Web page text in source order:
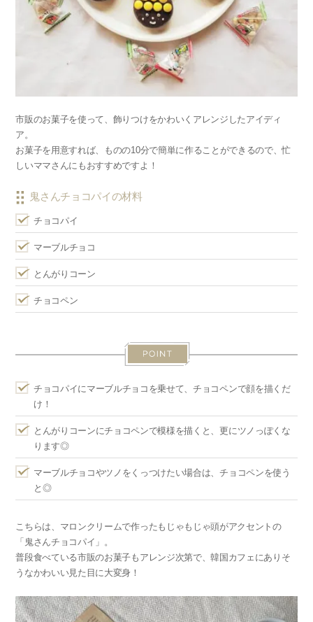
市販のお菓子を使って、飾りつけをかわいくアレンジしたアイディ
ア。
お菓子を用意すれば、ものの10分で簡単に作ることができるので、忙
しいママさんにもおすすめですよ！
鬼さんチョコパイの材料
チョコパイ
マーブルチョコ
とんがりコーン
チョコペン
チョコパイにマーブルチョコを乗せて、チョコペンで顔を描くだ
け！
とんがりコーンにチョコペンで模様を描くと、更にツノっぽくな
ります◎
マーブルチョコやツノをくっつけたい場合は、チョコペンを使う
と◎
こちらは、マロンクリームで作ったもじゃもじゃ頭がアクセントの
「鬼さんチョコパイ」。
普段食べている市販のお菓子もアレンジ次第で、韓国カフェにありそ
うなかわいい見た目に大変身！